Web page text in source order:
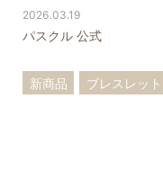
2026.03.19
パスクル 公式
新商品
ブレスレット